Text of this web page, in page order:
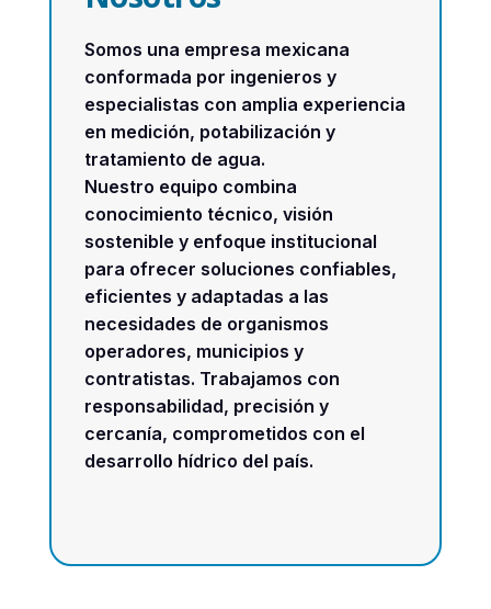
Somos una empresa mexicana
conformada por ingenieros y
especialistas con amplia experiencia
en medición, potabilización y
tratamiento de agua.
Nuestro equipo combina
conocimiento técnico, visión
sostenible y enfoque institucional
para ofrecer soluciones confiables,
eficientes y adaptadas a las
necesidades de organismos
operadores, municipios y
contratistas. Trabajamos con
responsabilidad, precisión y
cercanía, comprometidos con el
desarrollo hídrico del país.